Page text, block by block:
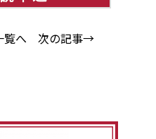
覧へ 次の記事→